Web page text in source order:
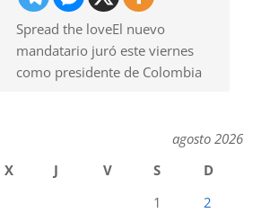
Spread the loveEl nuevo
mandatario juró este viernes
como presidente de Colombia
agosto 2026
X J V S
D
1
2